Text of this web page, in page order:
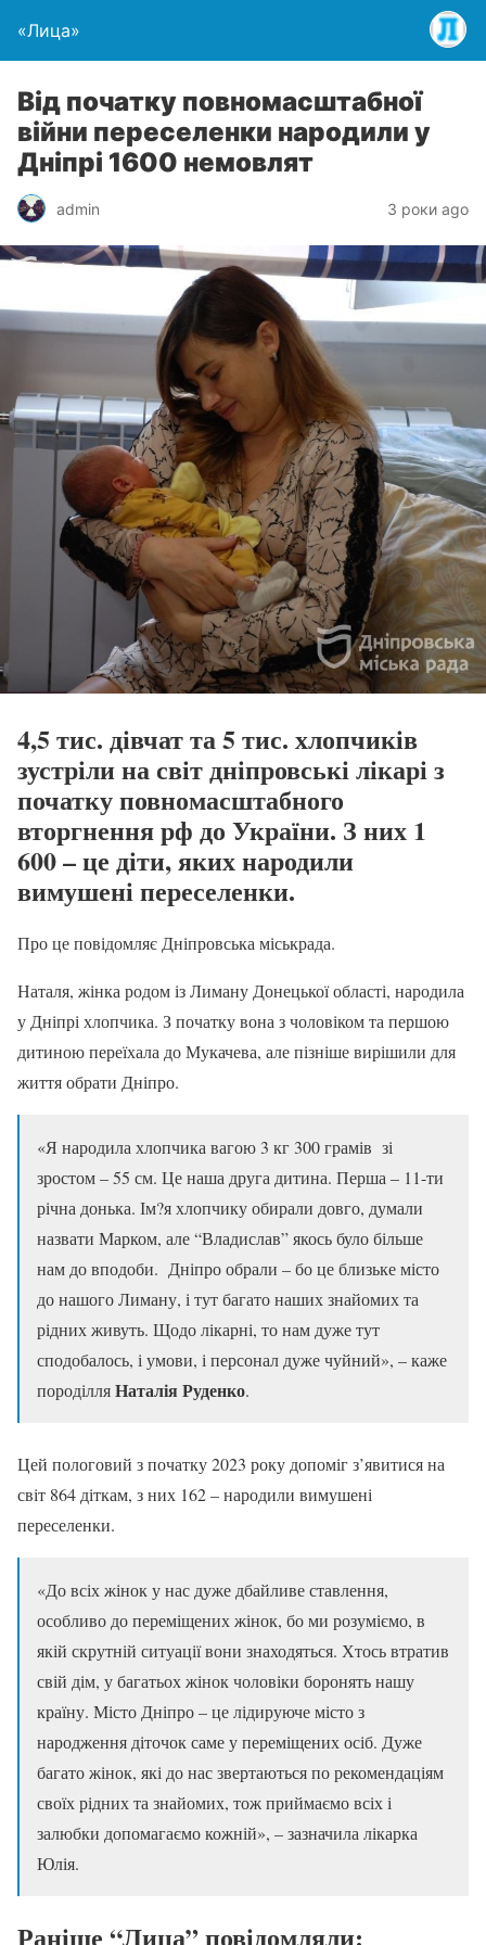
«Лица»
Від початку повномасштабної
війни переселенки народили у
Дніпрі 1600 немовлят
admin 3 роки ago
4,5 тис. дівчат та 5 тис. хлопчиків
зустріли на світ дніпровські лікарі з
початку повномасштабного
вторгнення рф до України. З них 1
600 – це діти, яких народили
вимушені переселенки.
Про це повідомляє Дніпровська міськрада.
Наталя, жінка родом із Лиману Донецької області, народила
у Дніпрі хлопчика. З початку вона з чоловіком та першою
дитиною переїхала до Мукачева, але пізніше вирішили для
життя обрати Дніпро.
«Я народила хлопчика вагою 3 кг 300 грамів зі
зростом – 55 см. Це наша друга дитина. Перша – 11-ти
річна донька. Ім?я хлопчику обирали довго, думали
назвати Марком, але “Владислав” якось було більше
нам до вподоби. Дніпро обрали – бо це близьке місто
до нашого Лиману, і тут багато наших знайомих та
рідних живуть. Щодо лікарні, то нам дуже тут
сподобалось, і умови, і персонал дуже чуйний», – каже
породілляНаталія Руденко.
Цей пологовий з початку 2023 року допоміг з’явитися на
світ 864 діткам, з них 162 – народили вимушені
переселенки.
«До всіх жінок у нас дуже дбайливе ставлення,
особливо до переміщених жінок, бо ми розуміємо, в
якій скрутній ситуації вони знаходяться. Хтось втратив
свій дім, у багатьох жінок чоловіки боронять нашу
країну. Місто Дніпро – це лідируюче місто з
народження діточок саме у переміщених осіб. Дуже
багато жінок, які до нас звертаються по рекомендаціям
своїх рідних та знайомих, тож приймаємо всіх і
залюбки допомагаємо кожній», – зазначила лікарка
Юлія.
Раніше “Лица” повідомляли: